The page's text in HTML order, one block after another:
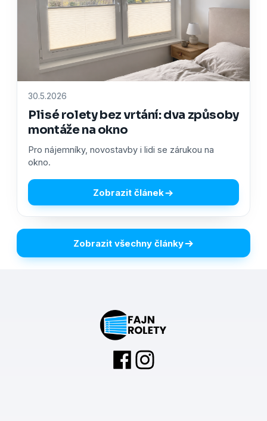
30.5.2026
Plisé rolety bez vrtání: dva způsoby
montáže na okno
Pro nájemníky, novostavby i lidi se zárukou na
okno.
Zobrazit článek
Zobrazit všechny články